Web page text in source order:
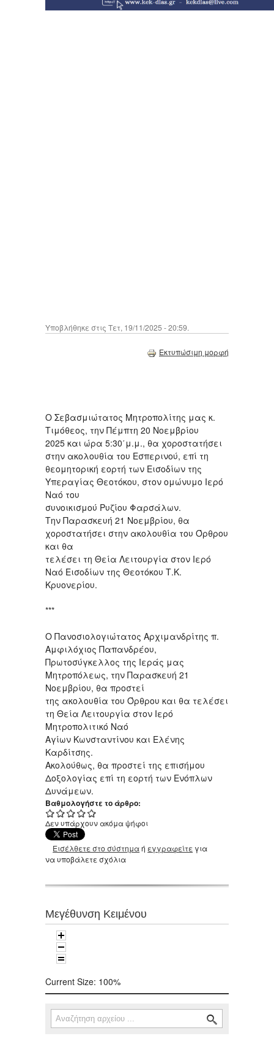
Υποβλήθηκε στις Τετ, 19/11/2025 - 20:59.
Εκτυπώσιμη μορφή
Ο Σεβασμιώτατος Μητροπολίτης μας κ.
Τιμόθεος, την Πέμπτη 20 Νοεμβρίου
2025 και ώρα 5:30΄μ.μ., θα χοροστατήσει
στην ακολουθία του Εσπερινού, επί τη
θεομητορική εορτή των Εισοδίων της
Υπεραγίας Θεοτόκου, στον ομώνυμο Ιερό
Ναό του
συνοικισμού Ρυζίου Φαρσάλων.
Την Παρασκευή 21 Νοεμβρίου, θα
χοροστατήσει στην ακολουθία του Όρθρου
και θα
τελέσει τη Θεία Λειτουργία στον Ιερό
Ναό Εισοδίων της Θεοτόκου Τ.Κ.
Κρυονερίου.
***
Ο Πανοσιολογιώτατος Αρχιμανδρίτης π.
Αμφιλόχιος Παπανδρέου,
Πρωτοσύγκελλος της Ιεράς μας
Μητροπόλεως, την Παρασκευή 21
Νοεμβρίου, θα προστεί
της ακολουθία του Όρθρου και θα τελέσει
τη Θεία Λειτουργία στον Ιερό
Μητροπολιτικό Ναό
Αγίων Κωνσταντίνου και Ελένης
Καρδίτσης.
Ακολούθως, θα προστεί της επισήμου
Δοξολογίας επί τη εορτή των Ενόπλων
Δυνάμεων.
Βαθμολογήστε το άρθρο:
Δεν υπάρχουν ακόμα ψήφοι
Εισέλθετε στο σύστημαή εγγραφείτε για
να υποβάλετε σχόλια
Μεγέθυνση Κειμένου
Current Size: 100%
Φόρμα αναζήτησης
Αναζήτηση